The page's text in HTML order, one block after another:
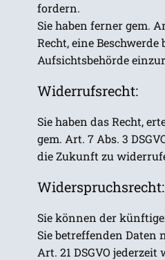
fordern.
Sie haben ferner gem.
Recht, eine
Aufsichtsbehörde
Widerrufsrecht:
Sie haben das Recht,
gem. Art. 7 Abs. 3
die Zukunft zu
Widerspruchsrecht:
Sie können der
Sie betreffenden Daten
Art. 21 DSGVO